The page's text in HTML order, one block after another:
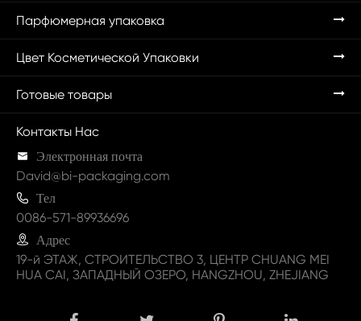
Парфюмерная упаковка
Цвет Косметической Упаковки
Готовые товары
Контакты Нас
 Электронная почта
David@bi-packaging.com
 Тел
0086-571-89936696
 Адрес
19-й ЭТАЖ, СТРОИТЕЛЬСТВО 3, ЦЕНТР CHUANG MEI
HUA CAI, ЗАПАДНЫЙ ОЗЕРО, HANGZHOU, ZHEJIANG